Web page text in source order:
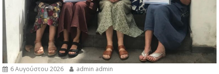
6 Αυγούστου 2026 admin admin